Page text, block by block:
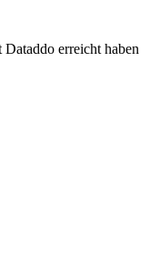
Dataddo erreicht haben